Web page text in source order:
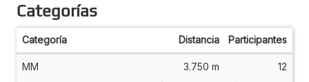
Categorías
Categoría Distancia Participantes
MM 3.750 m 12